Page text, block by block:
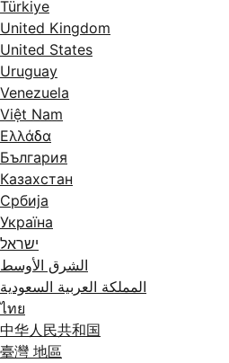
Türkiye
United Kingdom
United States
Uruguay
Venezuela
Việt Nam
Ελλάδα
България
Казахстан
Србија
Україна
ישראל
الشرق الأوسط
المملكة العربية السعودية
ไทย
中华人民共和国
臺灣 地區